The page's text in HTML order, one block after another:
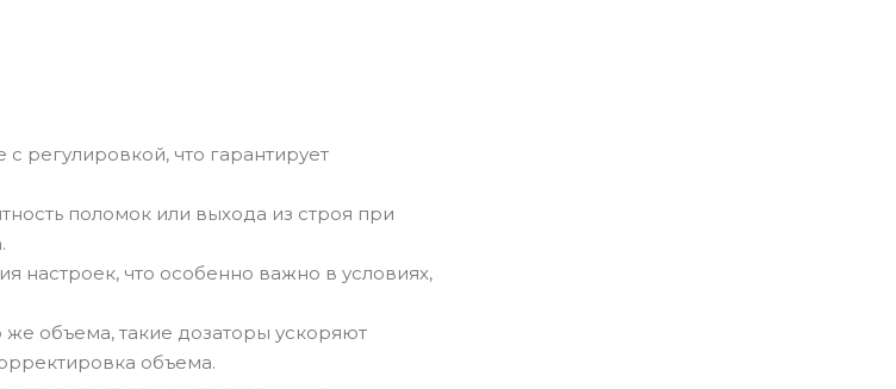
регулировкой, что гарантирует
поломок или выхода из строя при
настроек, что особенно важно в условиях,
же объема, такие дозаторы ускоряют
объема.